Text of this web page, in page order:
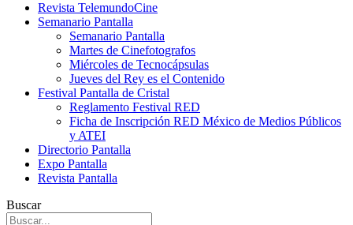
Revista TelemundoCine
Semanario Pantalla
Semanario Pantalla
Martes de Cinefotografos
Miércoles de Tecnocápsulas
Jueves del Rey es el Contenido
Festival Pantalla de Cristal
Reglamento Festival RED
Ficha de Inscripción RED México de Medios Públicos
y ATEI
Directorio Pantalla
Expo Pantalla
Revista Pantalla
Buscar